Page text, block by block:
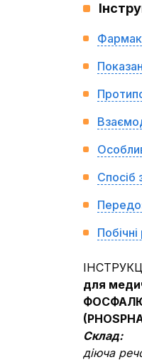
Спосіб
Побічні
для
Склад:
діюча